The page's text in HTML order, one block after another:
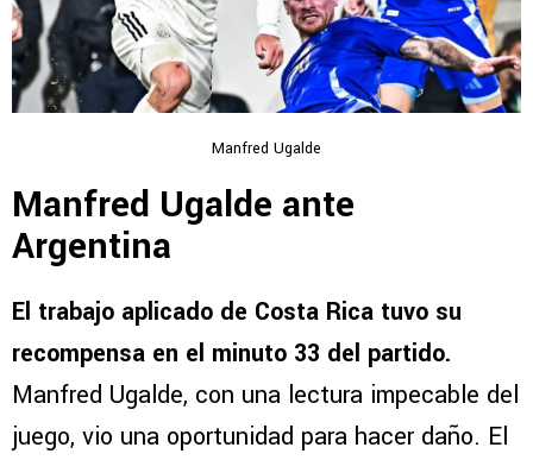
Manfred Ugalde
Manfred Ugalde ante
Argentina
El trabajo aplicado de Costa Rica tuvo su
recompensa en el minuto 33 del partido.
Manfred Ugalde, con una lectura impecable del
juego, vio una oportunidad para hacer daño. El